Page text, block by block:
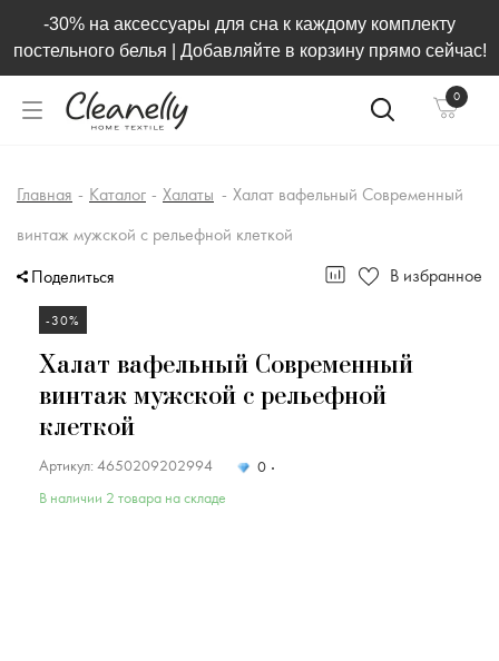
-30% на аксессуары для сна к каждому комплекту
постельного белья | Добавляйте в корзину прямо сейчас!
0
Главная - Каталог - Халаты - Халат вафельный Современный
винтаж мужской с рельефной клеткой
Поделиться В избранное
-30%
Халат вафельный Современный
винтаж мужской с рельефной
клеткой
Артикул: 4650209202994
0
В наличии 2 товара на складе